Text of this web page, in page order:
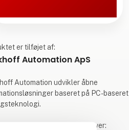
er tilføjet af:
Automation ApS
Automation udvikler åbne
baseret på PC-baseret
produktsortiment spænder over: